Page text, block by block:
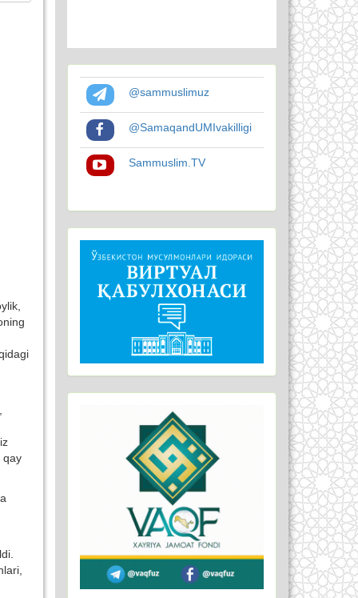
qay
@sammuslimuz
@SamaqandUMIvakilligi
Sammuslim.TV